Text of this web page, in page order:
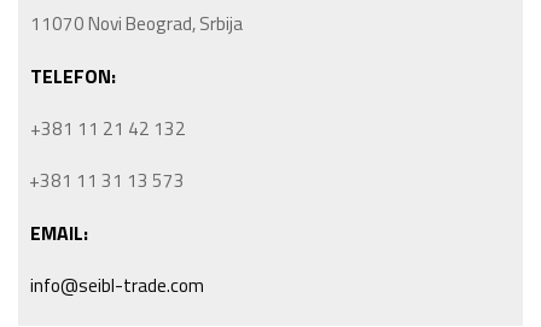
11070 Novi Beograd, Srbija
TELEFON:
+381 11 21 42 132
+381 11 31 13 573
EMAIL:
info@seibl-trade.com